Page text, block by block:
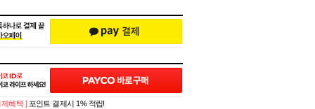
제혜택 ] 포인트 결제시 1% 적립!